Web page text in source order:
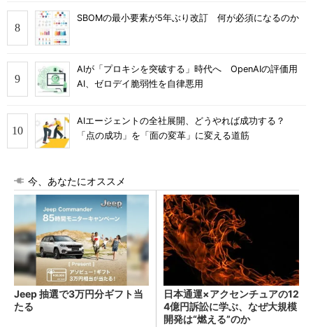
SBOMの最小要素が5年ぶり改訂 何が必須になるのか
AIが「プロキシを突破する」時代へ OpenAIの評価用
AI、ゼロデイ脆弱性を自律悪用
AIエージェントの全社展開、どうやれば成功する？
「点の成功」を「面の変革」に変える道筋
今、あなたにオススメ
Jeep 抽選で3万円分ギフト当
たる
日本通運×アクセンチュアの12
4億円訴訟に学ぶ、なぜ大規模
開発は“燃える”のか